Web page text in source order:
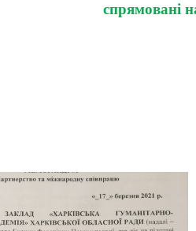
спрямовані